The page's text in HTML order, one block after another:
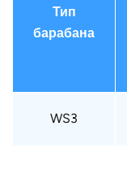
Тип
барабана
WS3